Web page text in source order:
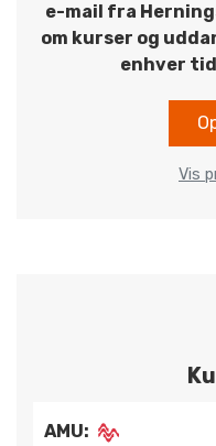
e-mail fra
om kurser og
enhver
Vis
AMU: